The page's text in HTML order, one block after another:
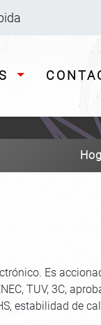
Es
TUV, 3C,
estabilidad de